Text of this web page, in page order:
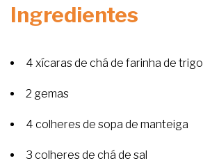
Ingredientes
4 xícaras de chá de farinha de trigo
2 gemas
4 colheres de sopa de manteiga
3 colheres de chá de sal